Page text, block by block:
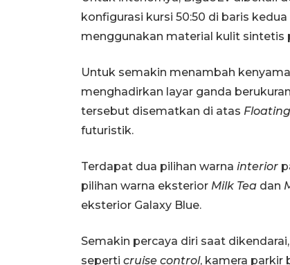
konfigurasi kursi 50:50 di baris
menggunakan material kulit sintetis
Untuk semakin menambah
menghadirkan layar ganda berukuran
tersebut disematkan di atas
futuristik.
Terdapat dua pilihan warna interior
pilihan warna eksterior Milk Tea dan
eksterior Galaxy Blue.
Semakin percaya diri saat
seperti cruise control, kamera parkir